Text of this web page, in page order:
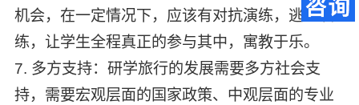
机会，在一定情况下，应该有对抗演练，逃生演
练，让学生全程真正的参与其中，寓教于乐。
7. 多方支持：研学旅行的发展需要多方社会支
持，需要宏观层面的国家政策、中观层面的专业